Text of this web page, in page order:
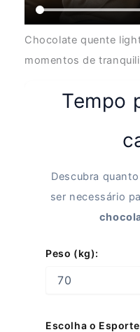
Chocolate quente
momentos de
Tempo
Descubra
ser necessário
Peso (kg):
Escolha o